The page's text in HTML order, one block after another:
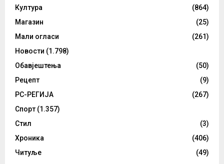
Култура
(864)
Магазин
(25)
Мали огласи
(261)
Новости (1.798)
Обавјештења
(50)
Рецепт
(9)
РС-РЕГИЈА
(267)
Спорт (1.357)
Стил
(3)
Хроника
(406)
Читуље
(49)